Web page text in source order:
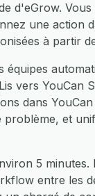
d'eGrow.
une action
à partir
équipes
vers YouCan
dans
problème, et
5
entre les